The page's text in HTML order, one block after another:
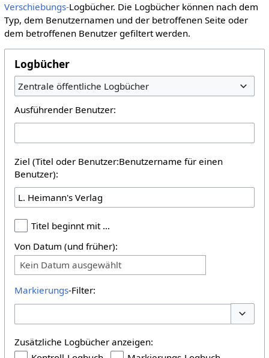
Verschiebungs-Logbücher. Die Logbücher können nach dem
Typ, dem Benutzernamen und der betroffenen Seite oder
dem betroffenen Benutzer gefiltert werden.
Logbücher
Zentrale öffentliche Logbücher
Ausführender Benutzer:
Ziel (Titel oder Benutzer:Benutzername für einen
Benutzer):
Titel beginnt mit …
Von Datum (und früher):
Kein Datum ausgewählt
Markierungs-Filter:
Zusätzliche Logbücher anzeigen: